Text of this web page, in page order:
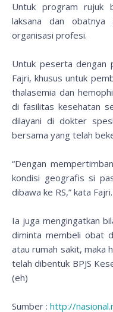
Untuk program rujuk
laksana dan obatnya
organisasi profesi.
Untuk peserta dengan
Fajri, khusus untuk
thalasemia dan
di fasilitas kesehatan
dilayani di dokter
bersama yang telah
“Dengan
kondisi geografis si
dibawa ke RS,” kata Fajri.
Ia juga mengingatkan
diminta membeli obat
atau rumah sakit, maka
telah dibentuk BPJS
(eh)
Sumber : http://